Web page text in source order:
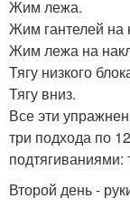
Жим лежа.
Жим гантелей на
Жим лежа на
Тягу низкого
Тягу вниз.
Все эти
три подхода по
подтягиваниями:
Второй день -